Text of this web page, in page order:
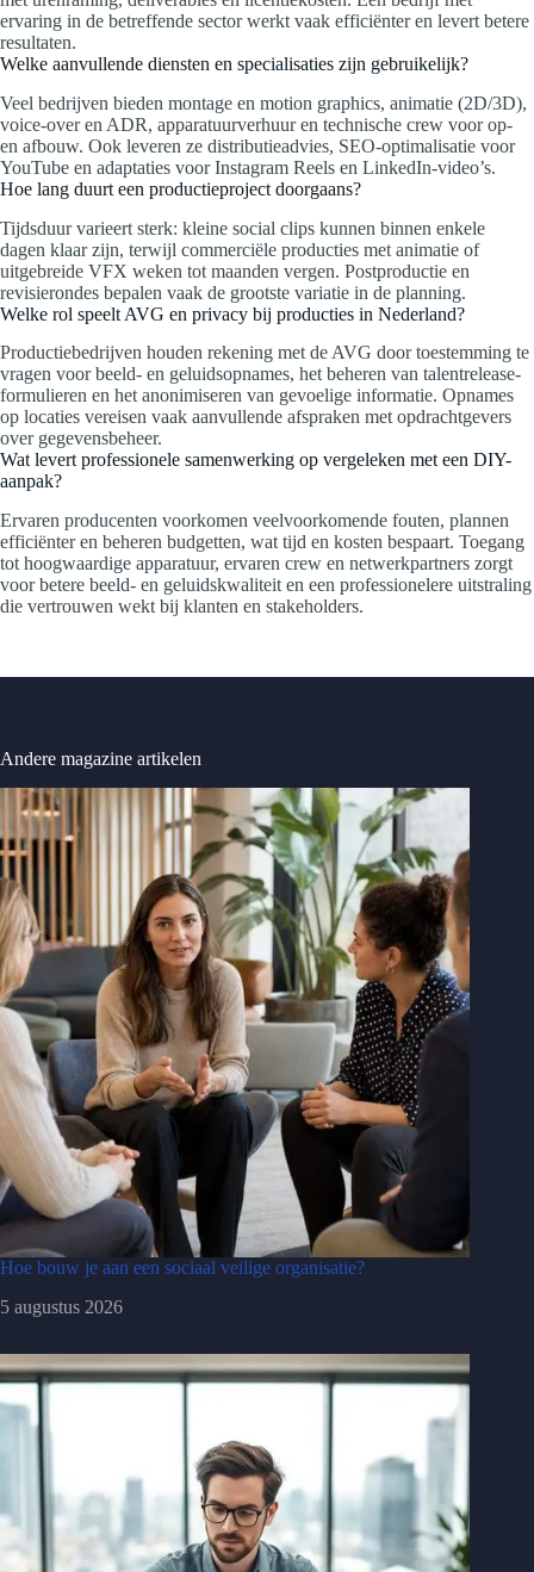
ervaring in de betreffende sector werkt vaak efficiënter en levert betere
resultaten.
Welke aanvullende diensten en specialisaties zijn gebruikelijk?
Veel bedrijven bieden montage en motion graphics, animatie (2D/3D),
voice-over en ADR, apparatuurverhuur en technische crew voor op-
en afbouw. Ook leveren ze distributieadvies, SEO-optimalisatie voor
YouTube en adaptaties voor Instagram Reels en LinkedIn-video’s.
Hoe lang duurt een productieproject doorgaans?
Tijdsduur varieert sterk: kleine social clips kunnen binnen enkele
dagen klaar zijn, terwijl commerciële producties met animatie of
uitgebreide VFX weken tot maanden vergen. Postproductie en
revisierondes bepalen vaak de grootste variatie in de planning.
Welke rol speelt AVG en privacy bij producties in Nederland?
Productiebedrijven houden rekening met de AVG door toestemming te
vragen voor beeld- en geluidsopnames, het beheren van talentrelease-
formulieren en het anonimiseren van gevoelige informatie. Opnames
op locaties vereisen vaak aanvullende afspraken met opdrachtgevers
over gegevensbeheer.
Wat levert professionele samenwerking op vergeleken met een DIY-
aanpak?
Ervaren producenten voorkomen veelvoorkomende fouten, plannen
efficiënter en beheren budgetten, wat tijd en kosten bespaart. Toegang
tot hoogwaardige apparatuur, ervaren crew en netwerkpartners zorgt
voor betere beeld- en geluidskwaliteit en een professionelere uitstraling
die vertrouwen wekt bij klanten en stakeholders.
Andere magazine artikelen
Hoe bouw je aan een sociaal veilige organisatie?
5 augustus 2026